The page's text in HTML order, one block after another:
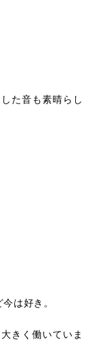
た音も素晴らし
は好き。
きく働いていま